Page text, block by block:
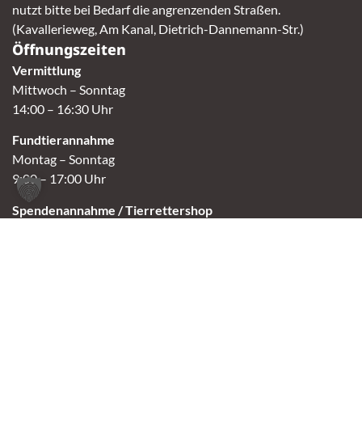
nutzt bitte bei Bedarf die angrenzenden Straßen.
(Kavallerieweg, Am Kanal, Dietrich-Dannemann-Str.)
Öffnungszeiten
Vermittlung
Mittwoch – Sonntag
14:00 – 16:30 Uhr
Fundtierannahme
Montag – Sonntag
9:00 – 17:00 Uhr
Spendenannahme / Tierrettershop